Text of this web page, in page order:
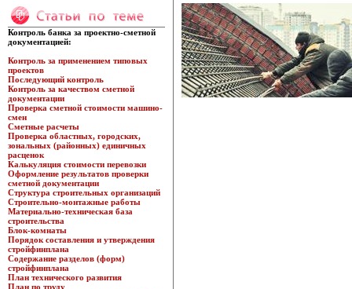
Контроль банка за проектно-сметной
документацией:
Контроль за применением типовых
проектов
Последующий контроль
Контроль за качеством сметной
документации
Проверка сметной стоимости машино-
смен
Сметные расчеты
Проверка областных, городских,
зональных (районных) единичных
расценок
Калькуляция стоимости перевозки
Оформление результатов проверки
сметной документации
Структура строительных организаций
Строительно-монтажные работы
Материально-техническая база
строительства
Блок-комнаты
Порядок составления и утверждения
стройфинплана
Содержание разделов (форм)
стройфинплана
План технического развития
План по труду